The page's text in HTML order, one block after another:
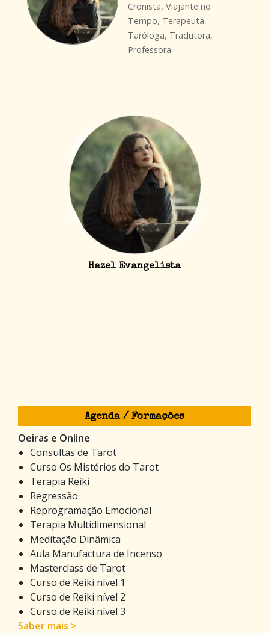
Cronista, Viajante no
Tempo, Terapeuta,
Taróloga, Tradutora,
Professora.
Hazel Evangelista
Agenda / Formações
Oeiras e Online
Consultas de Tarot
Curso Os Mistérios do Tarot
Terapia Reiki
Regressão
Reprogramação Emocional
Terapia Multidimensional
Meditação Dinâmica
Aula Manufactura de Incenso
Masterclass de Tarot
Curso de Reiki nível 1
Curso de Reiki nível 2
Curso de Reiki nível 3
Saber mais >